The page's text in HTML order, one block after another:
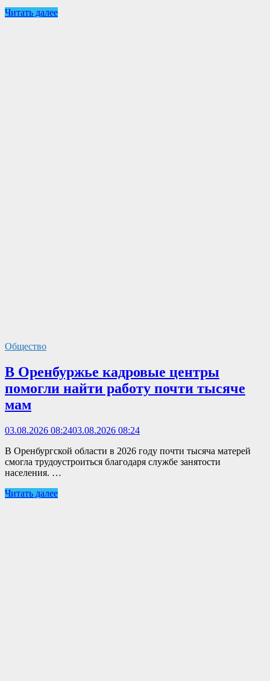
Читать далее
Общество
В Оренбуржье кадровые центры
помогли найти работу почти тысяче
мам
03.08.2026 08:2403.08.2026 08:24
В Оренбургской области в 2026 году почти тысяча матерей
смогла трудоустроиться благодаря службе занятости
населения. …
Читать далее